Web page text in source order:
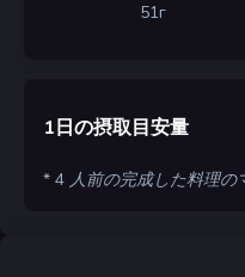
51г
1日の摂取目安量
* 4 人前の完成した料理の